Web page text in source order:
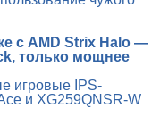
с AMD Strix Halo —
только мощнее
игровые IPS-
и XG259QNSR-W